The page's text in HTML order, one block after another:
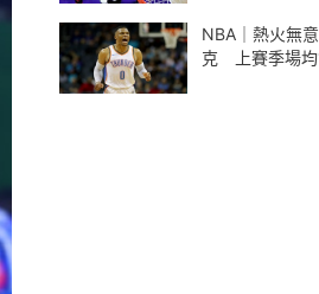
NBA｜熱火無
克 上賽季場均